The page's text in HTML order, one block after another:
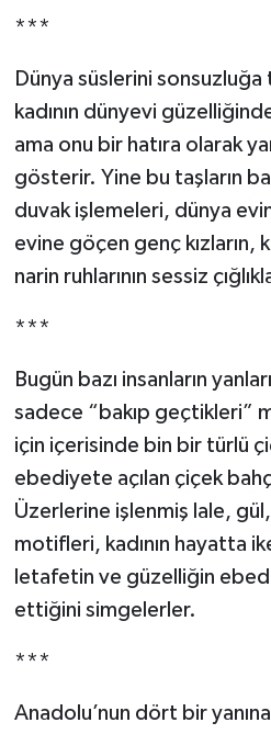
***
Dünya süslerini sonsuzluğa
kadının dünyevi
ama onu bir hatıra olarak
gösterir. Yine bu taşların
duvak işlemeleri, dünya
evine göçen genç kızların,
narin ruhlarının sessiz
***
Bugün bazı insanların
sadece “bakıp geçtikleri”
için içerisinde bin bir türlü
ebediyete açılan çiçek
Üzerlerine işlenmiş lale,
motifleri, kadının hayatta
letafetin ve güzelliğin
ettiğini simgelerler.
***
Anadolu’nun dört bir